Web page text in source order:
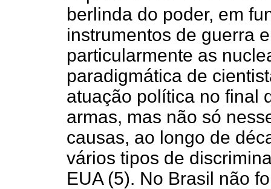
berlinda do poder, em
instrumentos de guerra
particularmente as
paradigmática de
atuação política no final
armas, mas não só
causas, ao longo de
vários tipos de
EUA (5). No Brasil não